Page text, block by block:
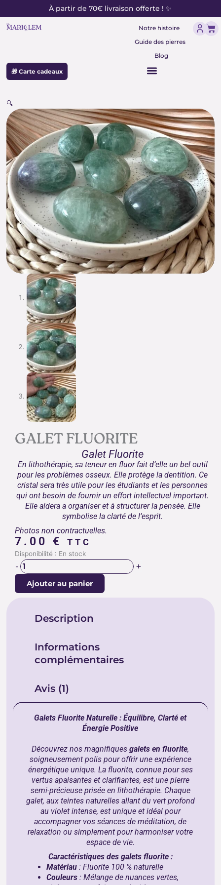
au
contenu
À partir de 70€ livraison offerte ! ✨
Notre histoire
Guide des pierres
Blog
🎁 Carte cadeaux
🔍
GALET FLUORITE
Galet Fluorite
En lithothérapie, sa teneur en fluor fait d’elle un bel outil
pour les problèmes osseux. Elle protège la dentition. Ce
cristal sera très utile pour les étudiants et les personnes
qui ont besoin de fournir un effort intellectuel important.
Elle aidera a organiser et à structurer la pensée. Elle
symbolise la clarté de l’esprit.
Photos non contractuelles.
7.00 € TTC
Disponibilité : En stock
-
quantité
de
GALET
FLUORITE
+
Ajouter au panier
Description
Informations
complémentaires
Avis (1)
Galets Fluorite Naturelle : Équilibre, Clarté et
Énergie Positive
Découvrez nos magnifiquesgalets en fluorite,
soigneusement polis pour offrir une expérience
énergétique unique. La fluorite, connue pour ses
vertus apaisantes et clarifiantes, est une pierre
semi-précieuse prisée en lithothérapie. Chaque
galet, aux teintes naturelles allant du vert profond
au violet intense, est unique et idéal pour
accompagner vos séances de méditation, de
relaxation ou simplement pour harmoniser votre
espace de vie.
Caractéristiques des galets fluorite :
Matériau : Fluorite 100 % naturelle
Couleurs : Mélange de nuances vertes,